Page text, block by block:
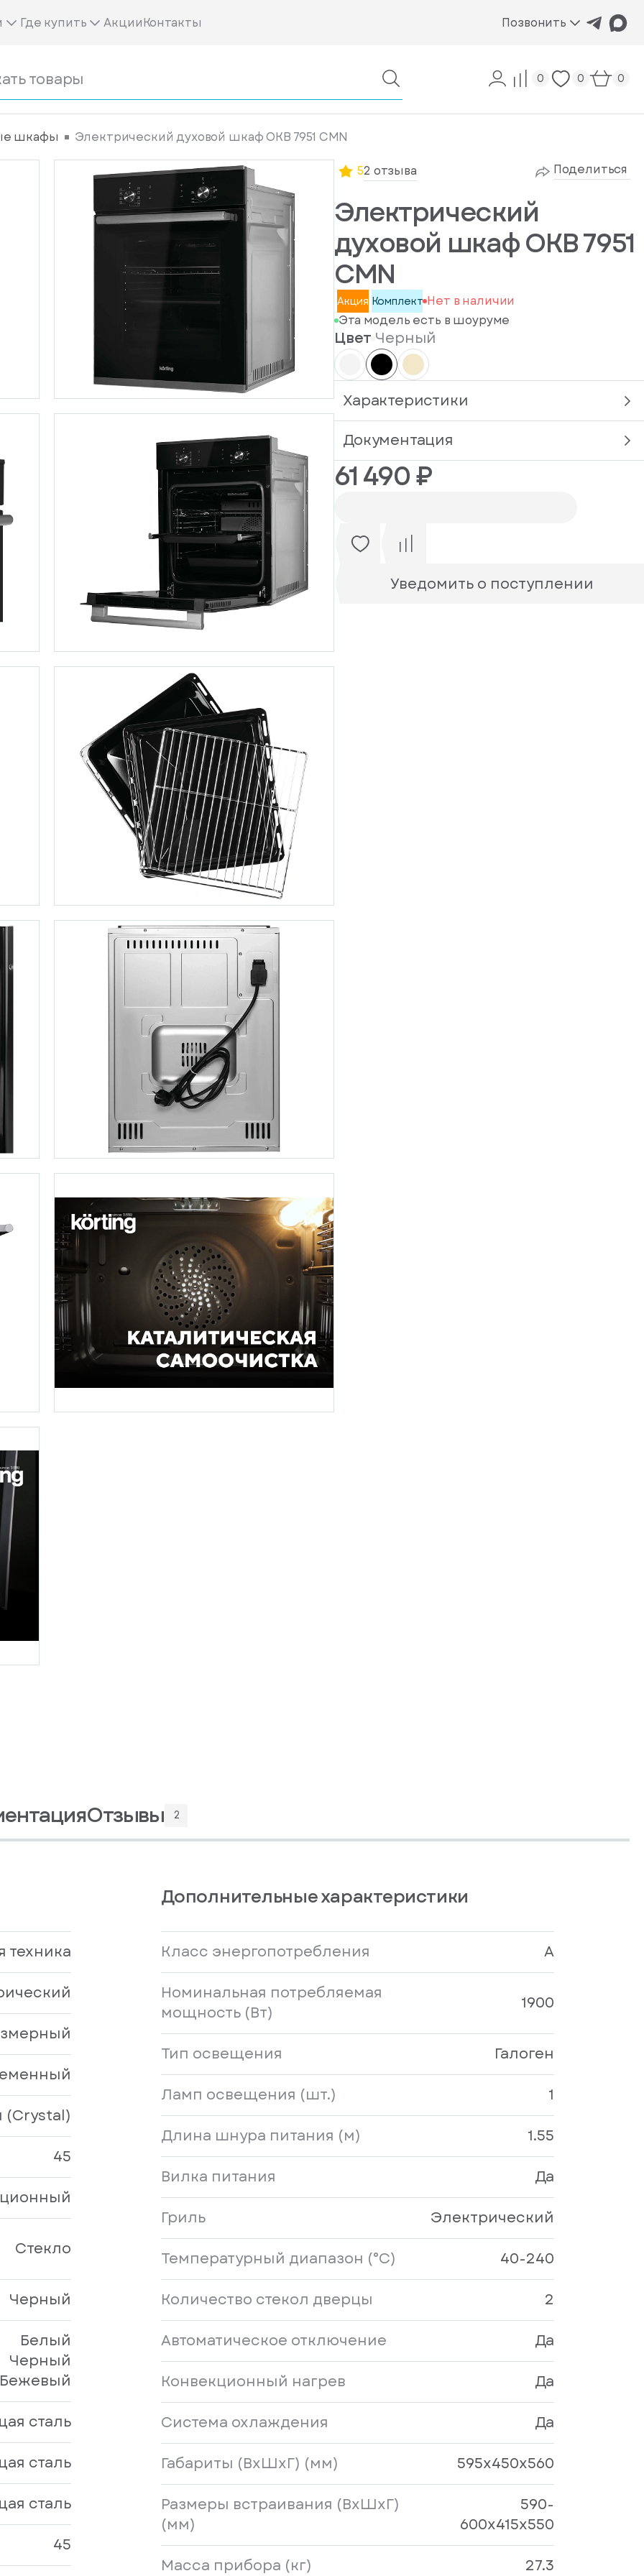
Где купить АкцииКонтакты Позвонить
0 0 0
шкафы Электрический духовой шкаф OKB 7951 CMN
52 отзыва Поделиться
Электрический
духовой шкаф OKB 7951
CMN
Акция Комплект Нет в наличии
Эта модель есть в шоуруме
Цвет Черный
Характеристики
Документация
61 490 ₽
Уведомить о поступлении
Отзывы 2
техника
(Crystal)
45
Стекло
Черный
Белый
Черный
Бежевый
сталь
сталь
сталь
45
Дополнительные характеристики
Класс энергопотребления
A
Номинальная потребляемая
мощность (Вт)
1900
Тип освещения
Галоген
Ламп освещения (шт.)
1
Длина шнура питания (м)
1.55
Вилка питания
Да
Гриль
Электрический
Температурный диапазон (°C)
40-240
Количество стекол дверцы
2
Автоматическое отключение
Да
Конвекционный нагрев
Да
Система охлаждения
Да
Габариты (ВхШхГ) (мм)
595х450х560
Размеры встраивания (ВхШхГ)
(мм)
590-
600х415х550
Масса прибора (кг)
27.3